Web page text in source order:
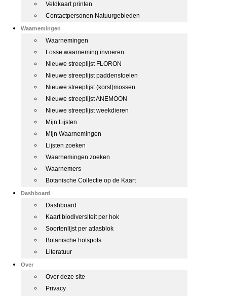
Veldkaart printen
Contactpersonen Natuurgebieden
Waarnemingen
Waarnemingen
Losse waarneming invoeren
Nieuwe streeplijst FLORON
Nieuwe streeplijst paddenstoelen
Nieuwe streeplijst (korst)mossen
Nieuwe streeplijst ANEMOON
Nieuwe streeplijst weekdieren
Mijn Lijsten
Mijn Waarnemingen
Lijsten zoeken
Waarnemingen zoeken
Waarnemers
Botanische Collectie op de Kaart
Dashboard
Dashboard
Kaart biodiversiteit per hok
Soortenlijst per atlasblok
Botanische hotspots
Literatuur
Over
Over deze site
Privacy